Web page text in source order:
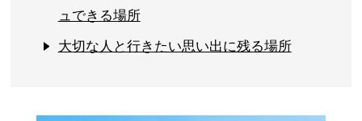
ュできる場所
大切な人と行きたい思い出に残る場所